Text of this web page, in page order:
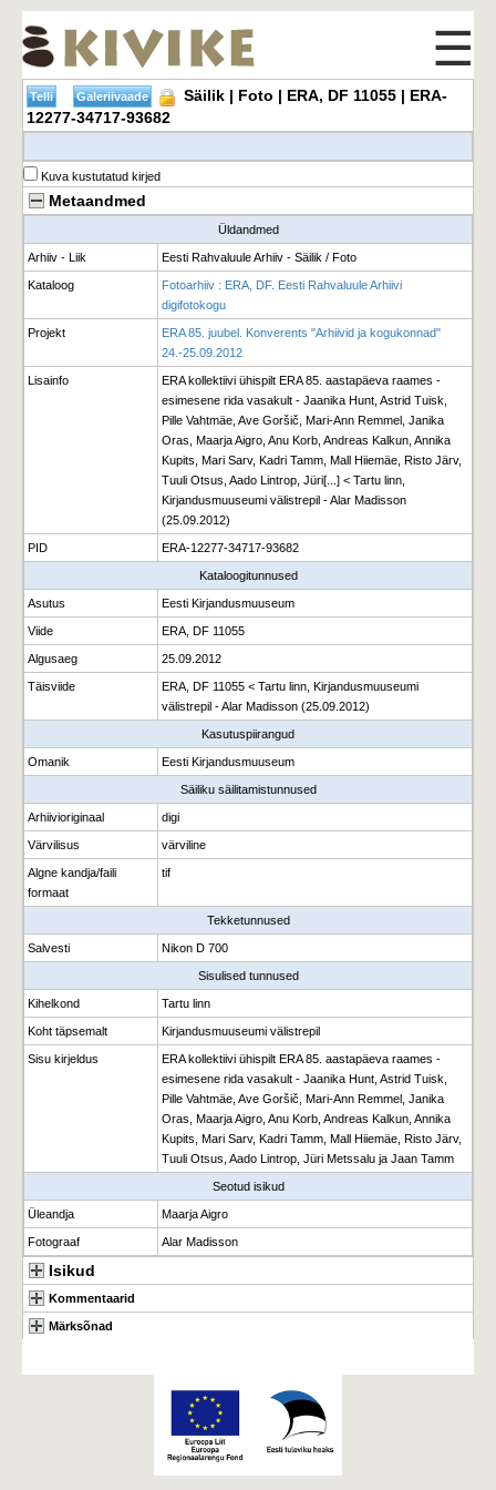
☰
Säilik | Foto | ERA, DF 11055 | ERA-
12277-34717-93682
Kuva kustutatud kirjed
Metaandmed
Üldandmed
Arhiiv - Liik Eesti Rahvaluule Arhiiv - Säilik / Foto
Kataloog
Fotoarhiiv : ERA, DF. Eesti Rahvaluule Arhiivi
digifotokogu
Projekt
ERA 85. juubel. Konverents "Arhiivid ja kogukonnad"
24.-25.09.2012
Lisainfo
ERA kollektiivi ühispilt ERA 85. aastapäeva raames -
esimesene rida vasakult - Jaanika Hunt, Astrid Tuisk,
Pille Vahtmäe, Ave Goršič, Mari-Ann Remmel, Janika
Oras, Maarja Aigro, Anu Korb, Andreas Kalkun, Annika
Kupits, Mari Sarv, Kadri Tamm, Mall Hiiemäe, Risto Järv,
Tuuli Otsus, Aado Lintrop, Jüri[...] < Tartu linn,
Kirjandusmuuseumi välistrepil - Alar Madisson
(25.09.2012)
PID ERA-12277-34717-93682
Kataloogitunnused
Asutus Eesti Kirjandusmuuseum
Viide ERA, DF 11055
Algusaeg 25.09.2012
Täisviide
ERA, DF 11055 < Tartu linn, Kirjandusmuuseumi
välistrepil - Alar Madisson (25.09.2012)
Kasutuspiirangud
Omanik Eesti Kirjandusmuuseum
Säiliku säilitamistunnused
Arhiivioriginaal digi
Värvilisus värviline
Algne kandja/faili
formaat
tif
Tekketunnused
Salvesti Nikon D 700
Sisulised tunnused
Kihelkond Tartu linn
Koht täpsemalt Kirjandusmuuseumi välistrepil
Sisu kirjeldus
ERA kollektiivi ühispilt ERA 85. aastapäeva raames -
esimesene rida vasakult - Jaanika Hunt, Astrid Tuisk,
Pille Vahtmäe, Ave Goršič, Mari-Ann Remmel, Janika
Oras, Maarja Aigro, Anu Korb, Andreas Kalkun, Annika
Kupits, Mari Sarv, Kadri Tamm, Mall Hiiemäe, Risto Järv,
Tuuli Otsus, Aado Lintrop, Jüri Metssalu ja Jaan Tamm
Seotud isikud
Üleandja Maarja Aigro
Fotograaf Alar Madisson
Isikud
Kommentaarid
Märksõnad